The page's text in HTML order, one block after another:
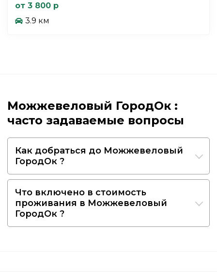
от 3 800 р
3.9 км
Можжевеловый ГородОк :
часто задаваемые вопросы
Как добраться до Можжевеловый
ГородОк ?
Что включено в стоимость
проживания в Можжевеловый
ГородОк ?